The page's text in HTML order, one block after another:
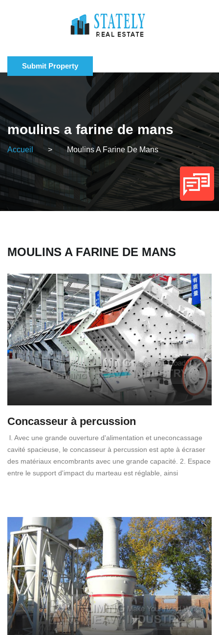
Submit Property
moulins a farine de mans
Accueil > Moulins A Farine De Mans
MOULINS A FARINE DE MANS
Concasseur à percussion
l. Avec une grande ouverture d'alimentation et uneconcassage
cavité spacieuse, le concasseur à percussion est apte à écraser
des matériaux encombrants avec une grande capacité. 2. Espace
entre le support d'impact du marteau est réglable, ainsi